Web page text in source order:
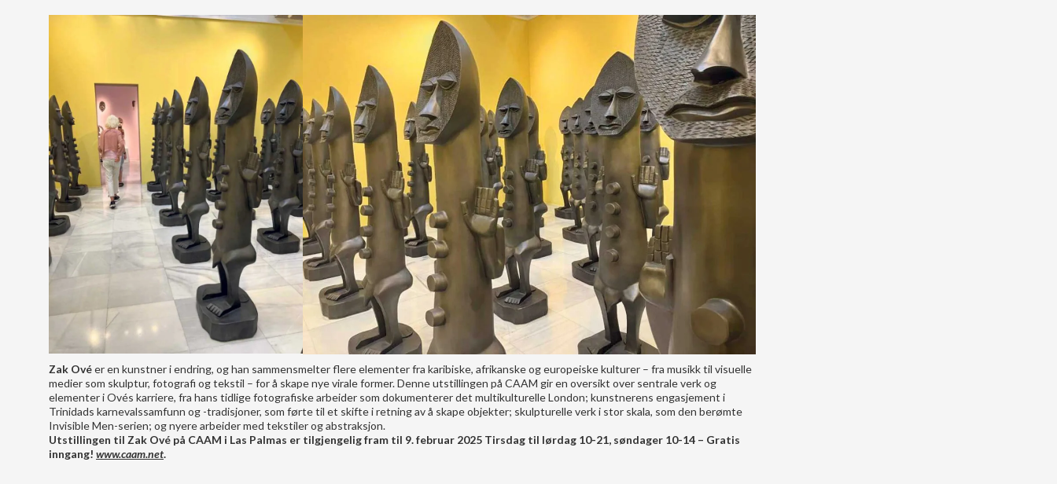
Zak Ovéer en kunstner i endring, og han sammensmelter flere elementer fra karibiske, afrikanske og europeiske kulturer – fra musikk til visuelle
medier som skulptur, fotografi og tekstil – for å skape nye virale former. Denne utstillingen på CAAM gir en oversikt over sentrale verk og
elementer i Ovés karriere, fra hans tidlige fotografiske arbeider som dokumenterer det multikulturelle London; kunstnerens engasjement i
Trinidads karnevalssamfunn og -tradisjoner, som førte til et skifte i retning av å skape objekter; skulpturelle verk i stor skala, som den berømte
Invisible Men-serien; og nyere arbeider med tekstiler og abstraksjon.
Utstillingen til Zak Ové på CAAM i Las Palmas er tilgjengelig fram til 9. februar 2025 Tirsdag til lørdag 10-21, søndager 10-14 – Gratis
inngang! www.caam.net.